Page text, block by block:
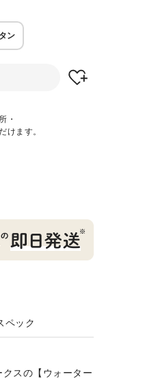
タン
・
けます。
ペック
スの【ウォーター